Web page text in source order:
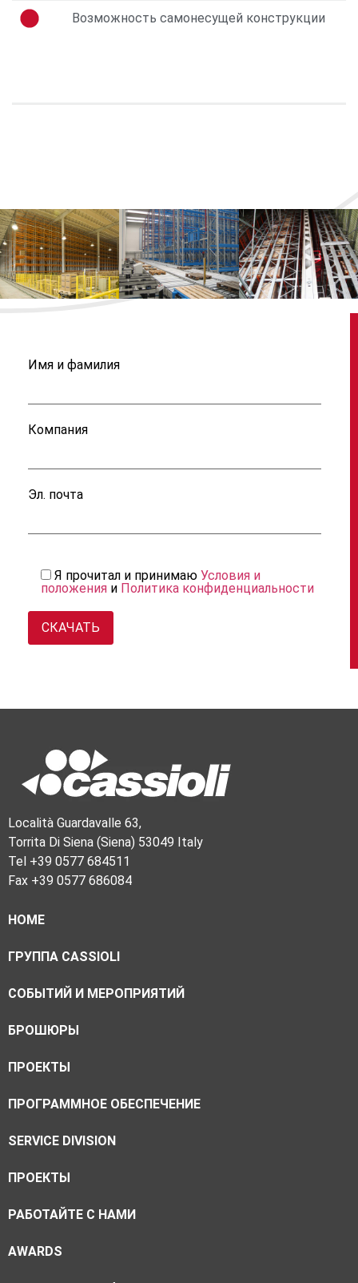
Возможность самонесущей конструкции
Имя и фамилия
Компания
Эл. почта
Я прочитал и принимаю Условия и
положения и Политика конфиденциальности
Località Guardavalle 63,
Torrita Di Siena (Siena) 53049 Italy
Tel +39 0577 684511
Fax +39 0577 686084
HOME
ГРУППА CASSIOLI
CОБЫТИЙ И МЕРОПРИЯТИЙ
БРОШЮРЫ
ПРОЕКТЫ
ПРОГРАММНОЕ ОБЕСПЕЧЕНИЕ
SERVICE DIVISION
ПРОЕКТЫ
РАБОТАЙТЕ С НАМИ
AWARDS